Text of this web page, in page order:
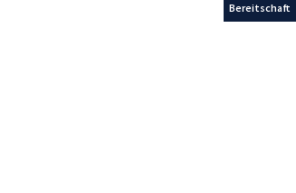
Bereitschaft